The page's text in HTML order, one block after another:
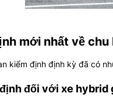
mới nhất về
kiểm định định kỳ đã có
đối với xe hybrid